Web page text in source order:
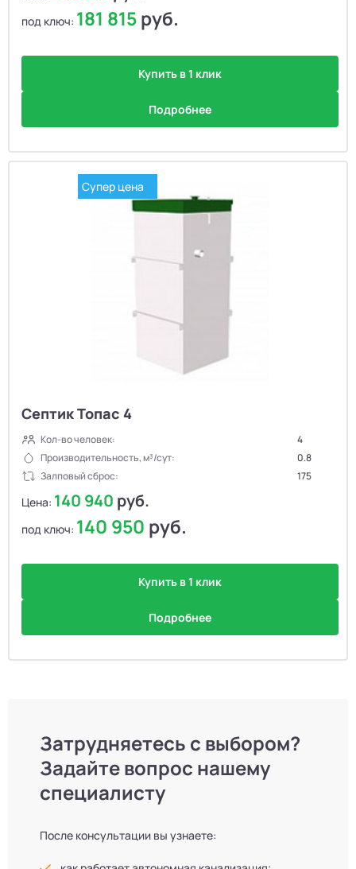
под ключ: 181 815руб.
Купить в 1 клик
Подробнее
Супер цена
Септик Топас 4
Кол-во человек:
4
Производительность, м³/сут:
0.8
Залповый сброс:
175
Цена: 140 940 руб.
под ключ: 140 950 руб.
Купить в 1 клик
Подробнее
Затрудняетесь с выбором?
Задайте вопрос нашему
специалисту
После консультации вы узнаете: